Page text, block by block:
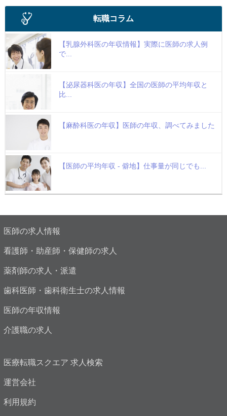
転職コラム
【乳腺外科医の年収情報】実際に医師の求人例
で...
【泌尿器科医の年収】全国の医師の平均年収と
比...
【麻酔科医の年収】医師の年収、調べてみました
【医師の平均年収 - 僻地】仕事量が同じでも...
医師の求人情報
看護師・助産師・保健師の求人
薬剤師の求人・派遣
歯科医師・歯科衛生士の求人情報
医師の年収情報
介護職の求人
医療転職スクエア 求人検索
運営会社
利用規約